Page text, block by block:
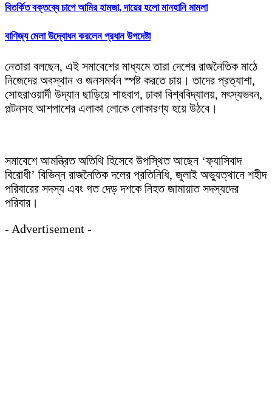
বিতর্কিত বক্তব্যে চাপে আমির হামজা, দায়ের হলো মানহানি মামলা
বাণিজ্য মেলা উদ্বোধন করলেন প্রধান উপদেষ্টা
নেতারা বলছেন, এই সমাবেশের মাধ্যমে তারা দেশের রাজনৈতিক মাঠে
নিজেদের অবস্থান ও জনসমর্থন স্পষ্ট করতে চায়। তাদের প্রত্যাশা,
সোহরাওয়ার্দী উদ্যান ছাড়িয়ে শাহবাগ, ঢাকা বিশ্ববিদ্যালয়, মৎস্যভবন,
পল্টনসহ আশপাশের এলাকা লোকে লোকারণ্য হয়ে উঠবে।
সমাবেশে আমন্ত্রিত অতিথি হিসেবে উপস্থিত আছেন ‘ফ্যাসিবাদ
বিরোধী’ বিভিন্ন রাজনৈতিক দলের প্রতিনিধি, জুলাই অভ্যুত্থানে শহীদ
পরিবারের সদস্য এবং গত দেড় দশকে নিহত জামায়াত সদস্যদের
পরিবার।
- Advertisement -